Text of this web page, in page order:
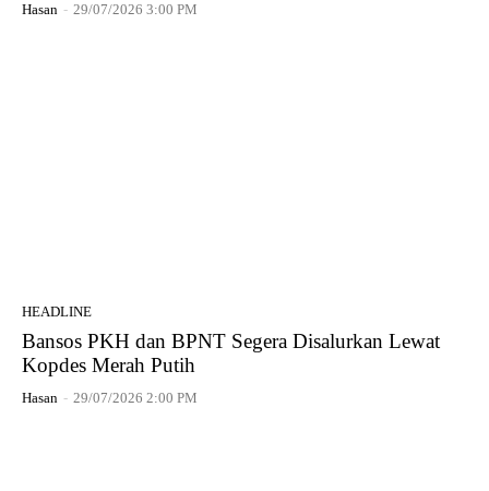
Hasan - 29/07/2026 3:00 PM
HEADLINE
Bansos PKH dan BPNT Segera Disalurkan Lewat
Kopdes Merah Putih
Hasan - 29/07/2026 2:00 PM